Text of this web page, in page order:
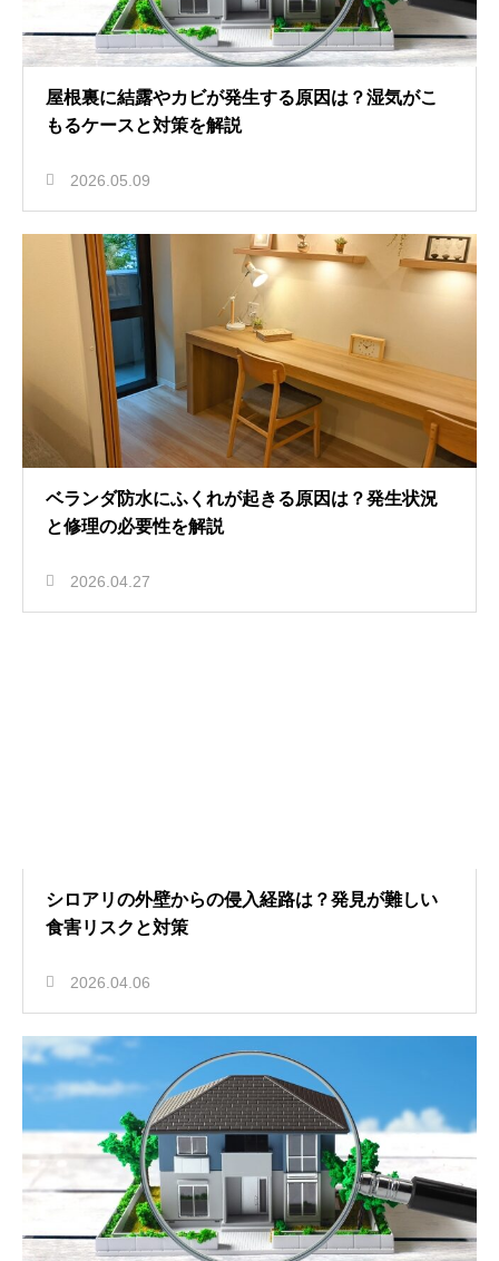
屋根裏に結露やカビが発生する原因は？湿気がこ
もるケースと対策を解説
2026.05.09
ベランダ防水にふくれが起きる原因は？発生状況
と修理の必要性を解説
2026.04.27
シロアリの外壁からの侵入経路は？発見が難しい
食害リスクと対策
2026.04.06